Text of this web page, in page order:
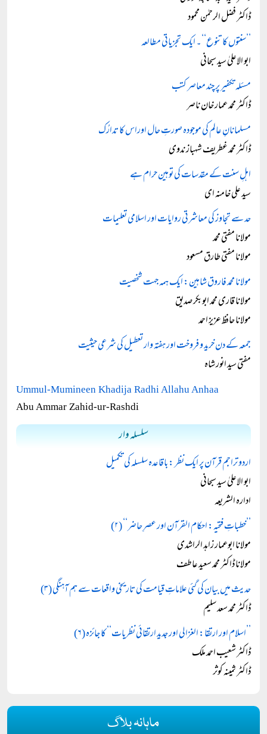
ڈاکٹر فضل الرحمٰن محمود
’’سنتوں کا تنوع‘‘۔ ایک تجزیاتی مطالعہ
ابو الاعلیٰ سید سبحانی
مسئلہ تکفیر پر چند معاصر کتب
ڈاکٹر محمد عمار خان ناصر
مسلمانانِ عالم کی موجودہ صورتِ حال اوراس کا تدارُک
ڈاکٹر محمد غطریف شہباز ندوی
اہلِ سنت کے مقدسات کی توہین حرام ہے
سید علی خامنہ ای
حد سے تجاوز کی معاشرتی روایات اور اسلامی تعلیمات
مولانا مفتی محمد
مولانا مفتی طارق مسعود
مولانا محمد فاروق شاہین: ایک ہمہ جہت شخصیت
مولانا قاری محمد ابوبکر صدیق
مولانا حافظ عزیز احمد
جمعہ کے دن خرید و فروخت اور ہفتہ وار تعطیل کی شرعی حیثیت
مفتی سید انور شاہ
Ummul-Mumineen Khadija Radhi Allahu Anhaa
Abu Ammar Zahid-ur-Rashdi
سلسلہ وار
اردو تراجم قرآن پر ایک نظر : باقاعدہ سلسلہ کی تکمیل
ابو الاعلیٰ سید سبحانی
ادارہ الشریعہ
’’خطباتِ فتحیہ: احکام القرآن اور عصرِ حاضر‘‘ (۲)
مولانا ابوعمار زاہد الراشدی
مولانا ڈاکٹر محمد سعید عاطف
حدیث میں بیان کی گئی علاماتِ قیامت کی تاریخی واقعات سے ہم آہنگی (۳)
ڈاکٹر محمد سعد سلیم
’’اسلام اور ارتقا: الغزالی اور جدید ارتقائی نظریات‘‘ کا جائزہ (۶)
ڈاکٹر شعیب احمد ملک
ڈاکٹر ثمینہ کوثر
ماہانہ بلاگ